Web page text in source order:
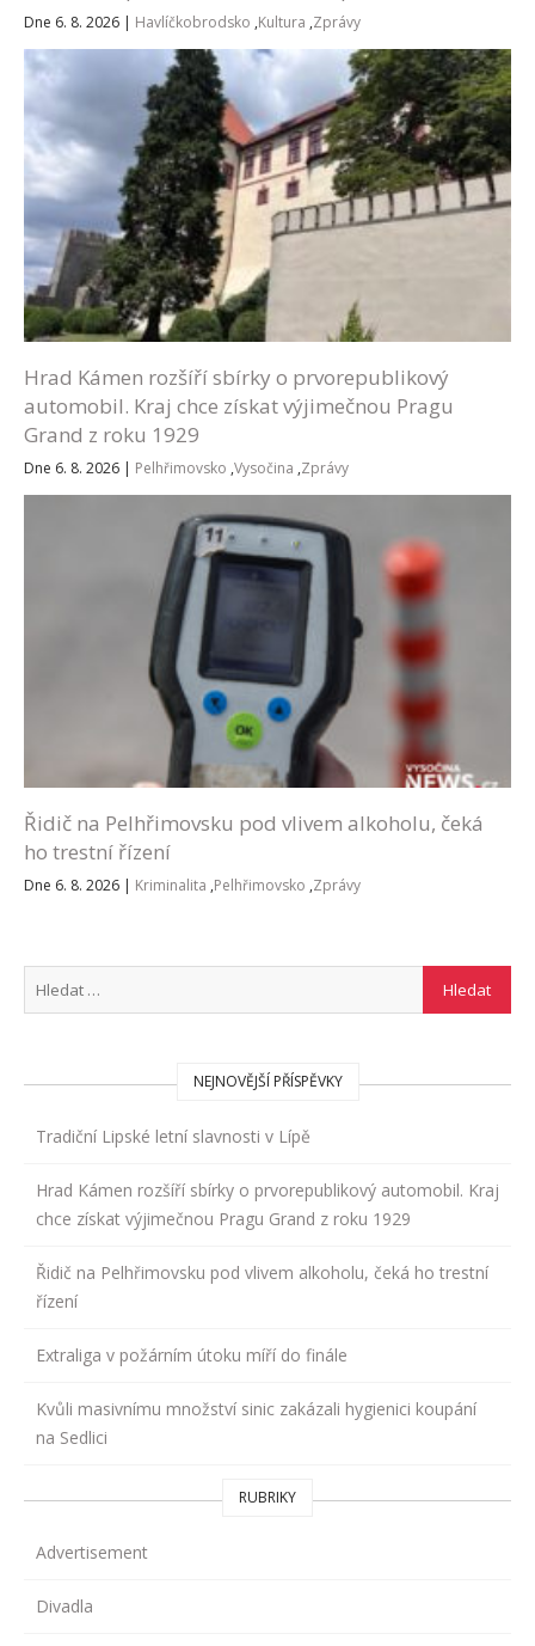
Dne 6. 8. 2026 | Havlíčkobrodsko ,Kultura ,Zprávy
Hrad Kámen rozšíří sbírky o prvorepublikový
automobil. Kraj chce získat výjimečnou Pragu
Grand z roku 1929
Dne 6. 8. 2026 | Pelhřimovsko ,Vysočina ,Zprávy
Řidič na Pelhřimovsku pod vlivem alkoholu, čeká
ho trestní řízení
Dne 6. 8. 2026 | Kriminalita ,Pelhřimovsko ,Zprávy
NEJNOVĚJŠÍ PŘÍSPĚVKY
Tradiční Lipské letní slavnosti v Lípě
Hrad Kámen rozšíří sbírky o prvorepublikový automobil. Kraj
chce získat výjimečnou Pragu Grand z roku 1929
Řidič na Pelhřimovsku pod vlivem alkoholu, čeká ho trestní
řízení
Extraliga v požárním útoku míří do finále
Kvůli masivnímu množství sinic zakázali hygienici koupání
na Sedlici
RUBRIKY
Advertisement
Divadla